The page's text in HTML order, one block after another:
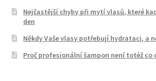
Nejčastější chyby při mytí vlasů, které
den
Někdy Vaše vlasy potřebují hydrataci, a
Proč profesionální šampon není totéž co